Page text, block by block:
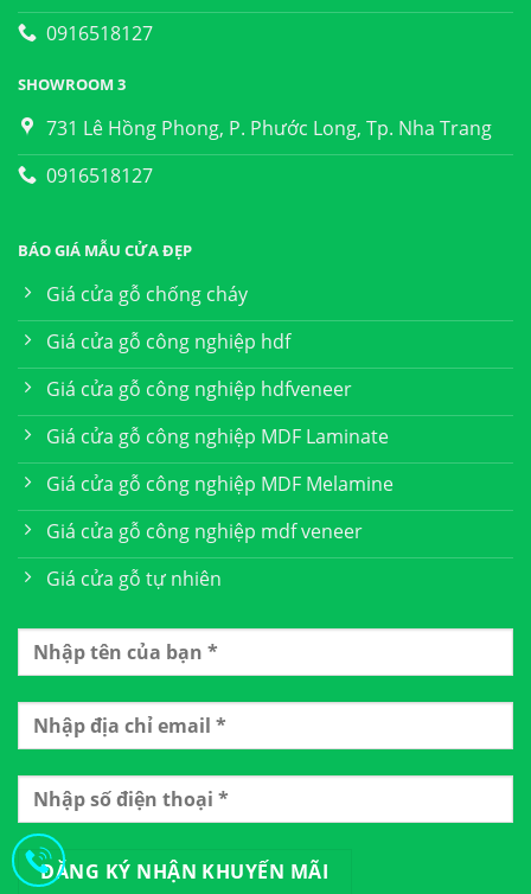
0916518127
SHOWROOM 3
731 Lê Hồng Phong, P. Phước Long, Tp. Nha Trang
0916518127
BÁO GIÁ MẪU CỬA ĐẸP
Giá cửa gỗ chống cháy
Giá cửa gỗ công nghiệp hdf
Giá cửa gỗ công nghiệp hdfveneer
Giá cửa gỗ công nghiệp MDF Laminate
Giá cửa gỗ công nghiệp MDF Melamine
Giá cửa gỗ công nghiệp mdf veneer
Giá cửa gỗ tự nhiên